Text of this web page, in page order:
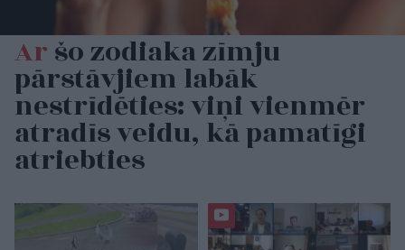
Aršo zodiaka zīmju
pārstāvjiem labāk
nestrīdēties: viņi vienmēr
atradīs veidu, kā pamatīgi
atriebties